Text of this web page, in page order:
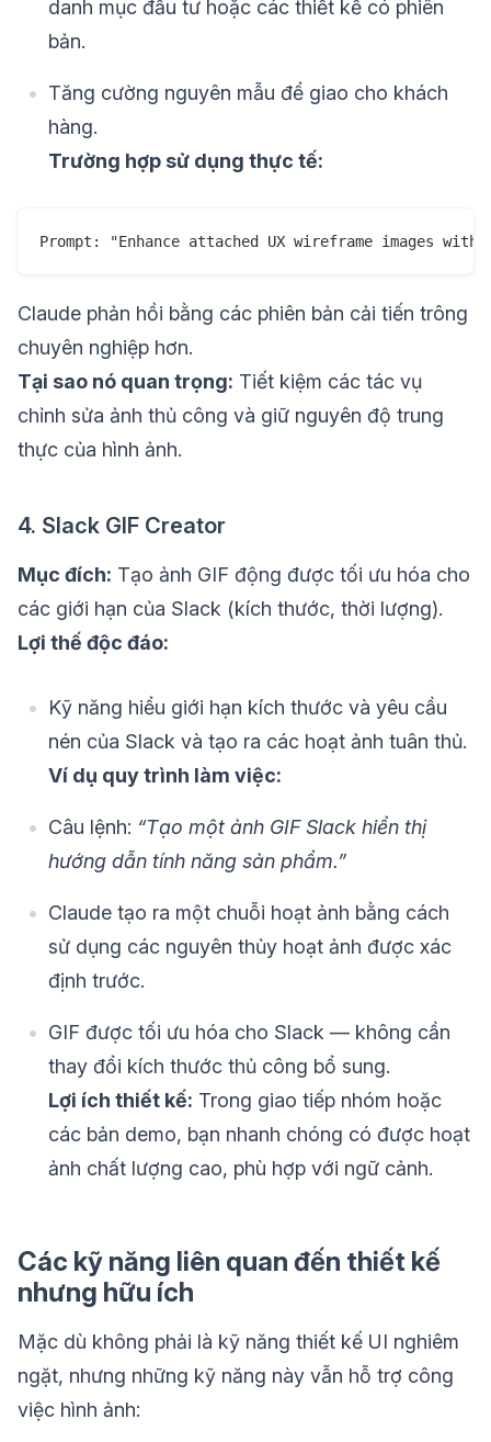
danh mục đầu tư hoặc các thiết kế có phiên
bản.
Tăng cường nguyên mẫu để giao cho khách
hàng.
Trường hợp sử dụng thực tế:
Claude phản hồi bằng các phiên bản cải tiến trông
chuyên nghiệp hơn.
Tại sao nó quan trọng: Tiết kiệm các tác vụ
chỉnh sửa ảnh thủ công và giữ nguyên độ trung
thực của hình ảnh.
4. Slack GIF Creator
Mục đích: Tạo ảnh GIF động được tối ưu hóa cho
các giới hạn của Slack (kích thước, thời lượng).
Lợi thế độc đáo:
Kỹ năng hiểu giới hạn kích thước và yêu cầu
nén của Slack và tạo ra các hoạt ảnh tuân thủ.
Ví dụ quy trình làm việc:
Câu lệnh: “Tạo một ảnh GIF Slack hiển thị
hướng dẫn tính năng sản phẩm.”
Claude tạo ra một chuỗi hoạt ảnh bằng cách
sử dụng các nguyên thủy hoạt ảnh được xác
định trước.
GIF được tối ưu hóa cho Slack — không cần
thay đổi kích thước thủ công bổ sung.
Lợi ích thiết kế: Trong giao tiếp nhóm hoặc
các bản demo, bạn nhanh chóng có được hoạt
ảnh chất lượng cao, phù hợp với ngữ cảnh.
Các kỹ năng liên quan đến thiết kế
nhưng hữu ích
Mặc dù không phải là kỹ năng thiết kế UI nghiêm
ngặt, nhưng những kỹ năng này vẫn hỗ trợ công
việc hình ảnh: